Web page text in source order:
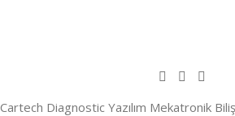
Cartech Diagnostic Yazılım Mekatronik